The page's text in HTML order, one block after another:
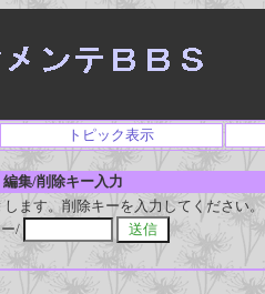
トピック表示
編集/削除キー入力
します。削除キーを入力してください。
/